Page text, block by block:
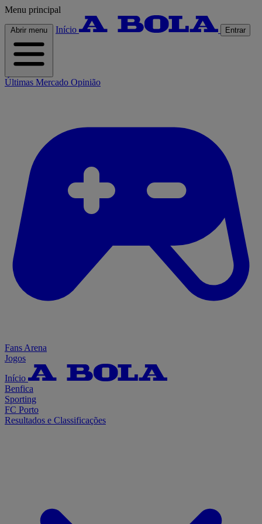
Menu principal
Abrir menu Início Entrar
Últimas Mercado Opinião
Fans Arena
Jogos
Início
Benfica
Sporting
FC Porto
Resultados e Classificações